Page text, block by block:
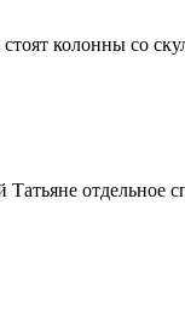
колонны со
отдельное